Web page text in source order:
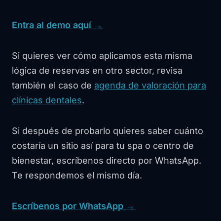
Entra al demo aquí →
Si quieres ver cómo aplicamos esta misma
lógica de reservas en otro sector, revisa
también el caso de agenda de valoración para
clínicas dentales.
Si después de probarlo quieres saber cuánto
costaría un sitio así para tu spa o centro de
bienestar, escríbenos directo por WhatsApp.
Te respondemos el mismo día.
Escríbenos por WhatsApp →